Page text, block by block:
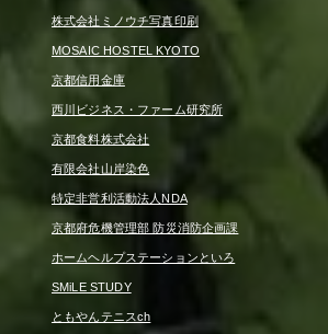
株式会社ミノウチ写真印刷
MOSAIC HOSTEL KYOTO
京都信用金庫
西川ビジネス・ファーム研究所
京都食料株式会社
有限会社山岸染色
特定非営利活動法人NDA
京都府危機管理部 防災消防企画課
ホームヘルプステーションといろ
SMiLE STUDY
ともやんテニスch